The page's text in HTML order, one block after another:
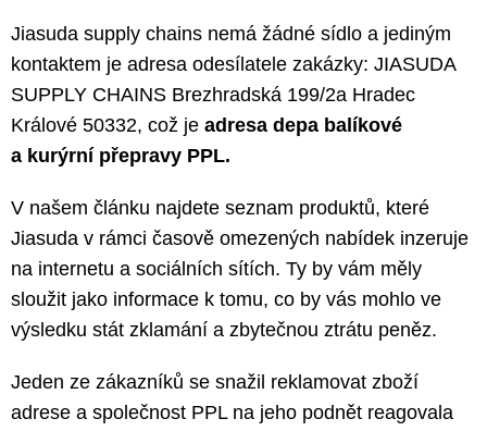
Jiasuda supply chains nemá žádné sídlo a jediným
kontaktem je adresa odesílatele zakázky: JIASUDA
SUPPLY CHAINS Brezhradská 199/2a Hradec
Králové 50332, což je adresa depa balíkové
a kurýrní přepravy PPL.
V našem článku najdete seznam produktů, které
Jiasuda v rámci časově omezených nabídek inzeruje
na internetu a sociálních sítích. Ty by vám měly
sloužit jako informace k tomu, co by vás mohlo ve
výsledku stát zklamání a zbytečnou ztrátu peněz.
Jeden ze zákazníků se snažil reklamovat zboží
adrese a společnost PPL na jeho podnět reagovala